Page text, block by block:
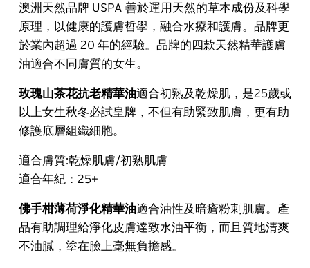
澳洲天然品牌 USPA 善於運用天然的草本成份及科學
原理，以健康的護膚哲學，融合水療和護膚。品牌更
於業內超過 20 年的經驗。品牌的四款天然精華護膚
油適合不同膚質的女生。
玫瑰山茶花抗老精華油適合初熟及乾燥肌，是25歲或
以上女生秋冬必試皇牌，不但有助緊致肌膚，更有助
修護底層組織細胞。
適合膚質:乾燥肌膚/初熟肌膚
適合年紀：25+
佛手柑薄荷淨化精華油適合油性及暗瘡粉刺肌膚。產
品有助調理給淨化皮膚達致水油平衡，而且質地清爽
不油膩，塗在臉上毫無負擔感。